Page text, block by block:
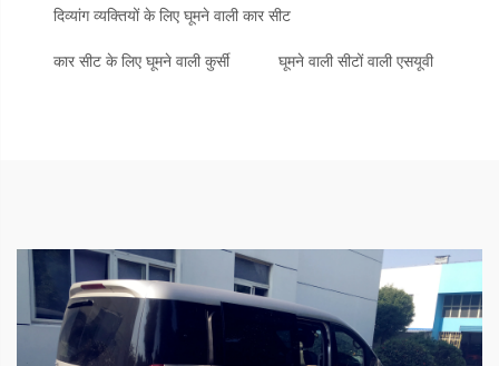
दिव्यांग व्यक्तियों के लिए घूमने वाली कार सीट
कार सीट के लिए घूमने वाली कुर्सी घूमने वाली सीटों वाली एसयूवी